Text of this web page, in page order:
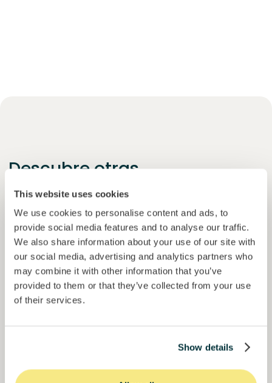
This website uses cookies
We use cookies to personalise content and ads, to
provide social media features and to analyse our traffic.
We also share information about your use of our site with
our social media, advertising and analytics partners who
may combine it with other information that you’ve
provided to them or that they’ve collected from your use
of their services.
Show details
Descubre otras
oportunidades
pueden interesarte
Ver más
1871 inversores